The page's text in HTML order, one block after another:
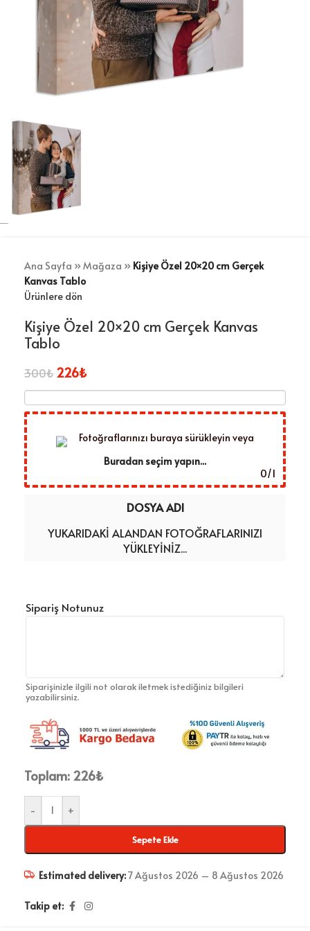
Ana Sayfa »Mağaza » Kişiye Özel 20×20 cm Gerçek
Kanvas Tablo
Ürünlere dön
Kişiye Özel 20×20 cm Gerçek Kanvas
Tablo
300₺ 226₺
Fotoğraflarınızı buraya sürükleyin veya
Buradan seçim yapın...
0/1
DOSYA ADI
YUKARIDAKI ALANDAN FOTOĞRAFLARINIZI
YÜKLEYINIZ...
Sipariş Notunuz
Siparişinizle ilgili not olarak iletmek istediğiniz bilgileri
yazabilirsiniz.
Toplam: 226₺
- +
Sepete Ekle
Estimated delivery:7 Ağustos 2026 – 8 Ağustos 2026
Takip et: